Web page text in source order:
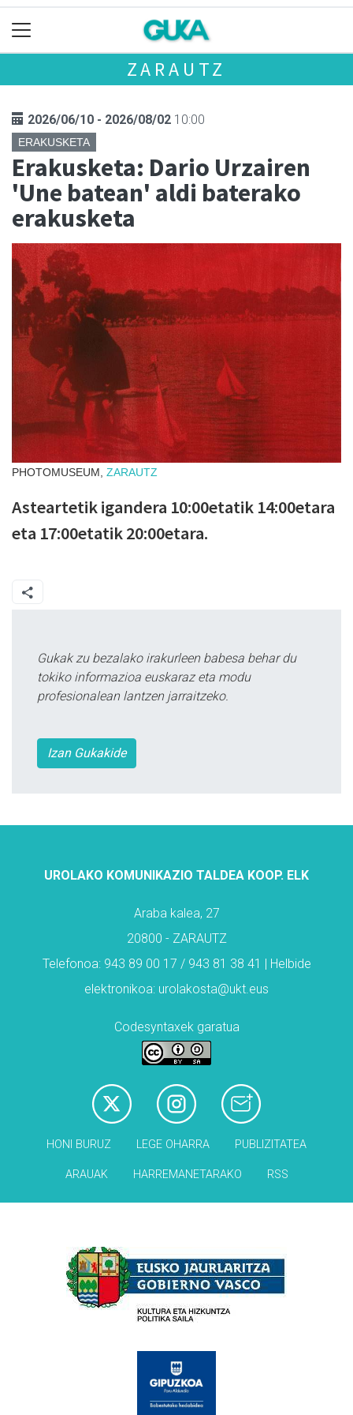
ZARAUTZ
2026/06/10 - 2026/08/02 10:00
ERAKUSKETA
Erakusketa: Dario Urzairen
'Une batean' aldi baterako
erakusketa
PHOTOMUSEUM, ZARAUTZ
Asteartetik igandera 10:00etatik 14:00etara
eta 17:00etatik 20:00etara.
Gukak zu bezalako irakurleen babesa behar du
tokiko informazioa euskaraz eta modu
profesionalean lantzen jarraitzeko.
Izan Gukakide
UROLAKO KOMUNIKAZIO TALDEA KOOP. ELK
Araba kalea, 27
20800 - ZARAUTZ
Telefonoa: 943 89 00 17 / 943 81 38 41 | Helbide
elektronikoa: urolakosta@ukt.eus
Codesyntaxek garatua
HONI BURUZ LEGE OHARRA PUBLIZITATEA
ARAUAK HARREMANETARAKO RSS